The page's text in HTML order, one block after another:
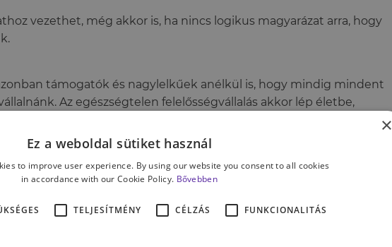
vezethet, még akkor is, ha nincs logikus magyarázat arra, hogy
támogatók és nagylelkűek anélkül is, hogy mindig mindent
Az egészségtelen felelősségvállalás akkor lép életbe,
hogy mi vagyunk felelősek azért, ahogy mások arra reagálnak,
mondunk.
kiderül:
×
Ez a weboldal sütiket használ
to improve user experience. By using our website you consent to all cookies
in accordance with our Cookie Policy. Bővebben
TELJESÍTMÉNY CÉLZÁS FUNKCIONALITÁS